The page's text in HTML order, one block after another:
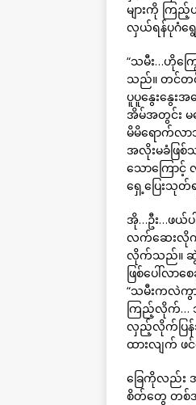
များကို ကြ
လှယ်ရန်ပုဂံရွ
“သမီး…ဟိုက
သည်။ တင်တ
ပူပူနွေးနွေး
အိမ်အတွင်း မ
မိမိရောက်လာ
အလိုးမခံဖြစ်
သောကြော
ရှေ့ပြေးသု
အို…ဦး…ဖယ်
လက်ဆေးလိုက်
လိုက်သည်။ ဆွဲလှ
ဖြစ်ပေါ်လ
“သမီးကလဲကွ
ကြည့်လိုက်…
လှည့်လိုက်ပြန်
ထားလျက် ဖ
ခြေကိုလည်း
စိတ်တွေ တစ်အ